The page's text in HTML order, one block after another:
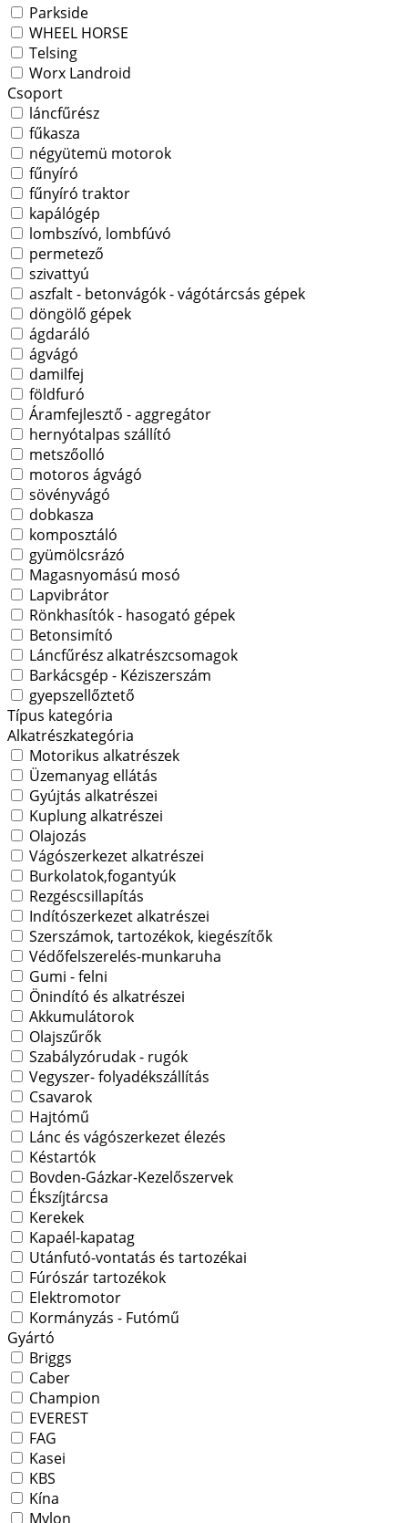
Parkside
WHEEL HORSE
Telsing
Worx Landroid
Csoport
láncfűrész
fűkasza
négyütemü motorok
fűnyíró
fűnyíró traktor
kapálógép
lombszívó, lombfúvó
permetező
szivattyú
aszfalt - betonvágók - vágótárcsás gépek
döngölő gépek
ágdaráló
ágvágó
damilfej
földfuró
Áramfejlesztő - aggregátor
hernyótalpas szállító
metszőolló
motoros ágvágó
sövényvágó
dobkasza
komposztáló
gyümölcsrázó
Magasnyomású mosó
Lapvibrátor
Rönkhasítók - hasogató gépek
Betonsimító
Láncfűrész alkatrészcsomagok
Barkácsgép - Kéziszerszám
gyepszellőztető
Típus kategória
Alkatrészkategória
Motorikus alkatrészek
Üzemanyag ellátás
Gyújtás alkatrészei
Kuplung alkatrészei
Olajozás
Vágószerkezet alkatrészei
Burkolatok,fogantyúk
Rezgéscsillapítás
Indítószerkezet alkatrészei
Szerszámok, tartozékok, kiegészítők
Védőfelszerelés-munkaruha
Gumi - felni
Önindító és alkatrészei
Akkumulátorok
Olajszűrők
Szabályzórudak - rugók
Vegyszer- folyadékszállítás
Csavarok
Hajtómű
Lánc és vágószerkezet élezés
Késtartók
Bovden-Gázkar-Kezelőszervek
Ékszíjtárcsa
Kerekek
Kapaél-kapatag
Utánfutó-vontatás és tartozékai
Fúrószár tartozékok
Elektromotor
Kormányzás - Futómű
Gyártó
Briggs
Caber
Champion
EVEREST
FAG
Kasei
KBS
Kína
Mylon